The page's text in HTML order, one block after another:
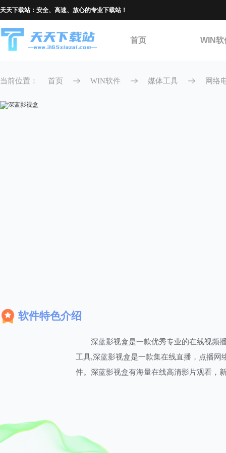
天天下载站：安全、高速、放心的专业下载站！
首页 WIN软
当前位置： 首页 WIN软件 媒体工具 网络
软件特色介绍
深蓝影视盒是一款优秀专业的在线视频
工具,深蓝影视盒是一款集在线直播，点播
件。深蓝影视盒有海量在线高清影片观看，